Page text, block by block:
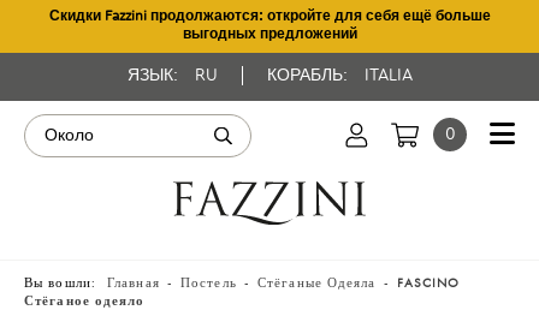
Скидки Fazzini продолжаются: откройте для себя ещё больше
выгодных предложений
ЯЗЫК: RU КОРАБЛЬ: ITALIA
0
Вы вошли: Главная Постель Стёганые Одеяла
FASCINO
Стёганое одеяло